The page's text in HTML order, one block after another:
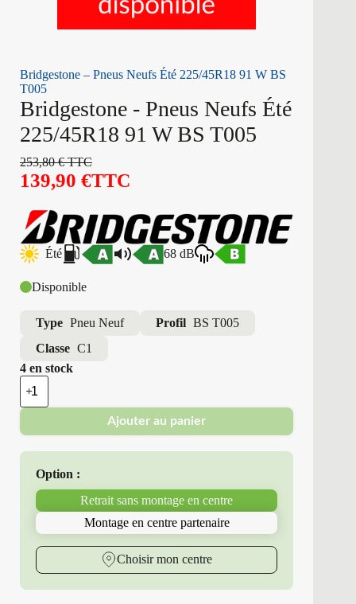
Bridgestone – Pneus Neufs Été 225/45R18 91 W BS
T005
Bridgestone - Pneus Neufs Été
225/45R18 91 W BS T005
253,80€TTC
139,90 €TTC
Été 68 dB
Disponible
Type Pneu Neuf Profil BS T005
Classe C1
4 en stock
quantité
de
Bridgestone
Pneus
Neufs
225/45R18
T005
Ajouter au panier
Option :
Retrait sans montage en centre
Montage en centre partenaire
Choisir mon centre